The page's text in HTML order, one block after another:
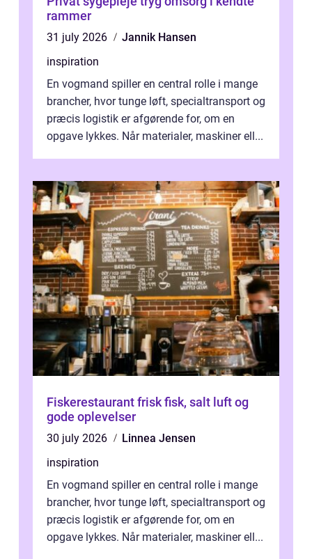
rammer
31 july 2026
Jannik Hansen
inspiration
En vogmand spiller en central rolle i mange
brancher, hvor tunge løft, specialtransport og
præcis logistik er afgørende for, om en
opgave lykkes. Når materialer, maskiner ell...
Fiskerestaurant frisk fisk, salt luft og
gode oplevelser
30 july 2026
Linnea Jensen
inspiration
En vogmand spiller en central rolle i mange
brancher, hvor tunge løft, specialtransport og
præcis logistik er afgørende for, om en
opgave lykkes. Når materialer, maskiner ell...